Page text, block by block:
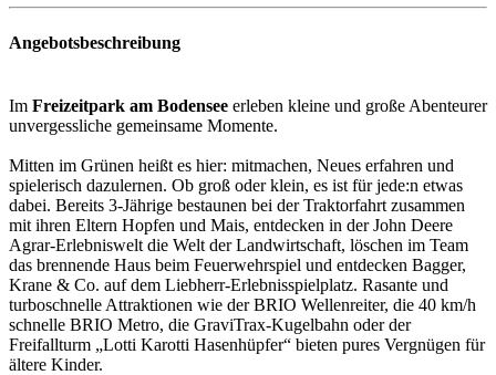
Angebotsbeschreibung
Im Freizeitpark am Bodensee erleben kleine und große Abenteurer
unvergessliche gemeinsame Momente.
Mitten im Grünen heißt es hier: mitmachen, Neues erfahren und
spielerisch dazulernen. Ob groß oder klein, es ist für jede:n etwas
dabei. Bereits 3-Jährige bestaunen bei der Traktorfahrt zusammen
mit ihren Eltern Hopfen und Mais, entdecken in der John Deere
Agrar-Erlebniswelt die Welt der Landwirtschaft, löschen im Team
das brennende Haus beim Feuerwehrspiel und entdecken Bagger,
Krane & Co. auf dem Liebherr-Erlebnisspielplatz. Rasante und
turboschnelle Attraktionen wie der BRIO Wellenreiter, die 40 km/h
schnelle BRIO Metro, die GraviTrax-Kugelbahn oder der
Freifallturm „Lotti Karotti Hasenhüpfer“ bieten pures Vergnügen für
ältere Kinder.